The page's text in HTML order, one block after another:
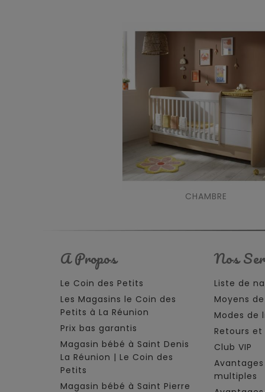
CHAMBRE
A Propos
Le Coin des Petits
Les Magasins le Coin des
Petits à La Réunion
Prix bas garantis
Magasin bébé à Saint Denis
La Réunion | Le Coin des
Petits
Magasin bébé à Saint Pierre
Nos
Liste de
Moyens
Modes de
Retours
Club VIP
multiples